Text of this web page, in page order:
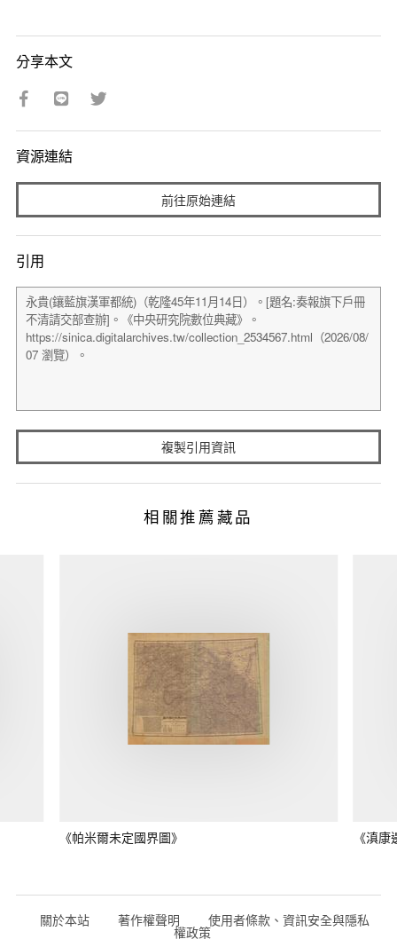
分享本文
資源連結
前往原始連結
引用
複製引用資訊
相關推薦藏品
《帕米爾未定國界圖》 《滇
關於本站 著作權聲明 使用者條款、資訊安全與隱私
權政策